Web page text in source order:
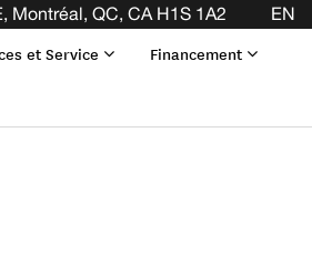
! CLIQUEZ ICI
Montréal, QC, CA H1S 1A2 EN
et Service Financement